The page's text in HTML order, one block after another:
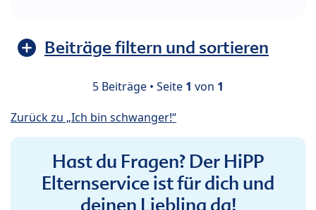
Beiträge filtern und sortieren
5 Beiträge • Seite 1 von 1
Zurück zu „Ich bin schwanger!“
Hast du Fragen? Der HiPP
Elternservice ist für dich und
deinen Liebling da!